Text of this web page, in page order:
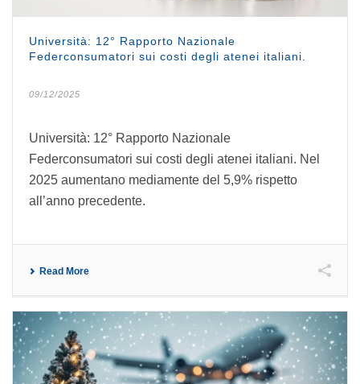
Università: 12° Rapporto Nazionale
Federconsumatori sui costi degli atenei italiani.
09/12/2025
Università: 12° Rapporto Nazionale
Federconsumatori sui costi degli atenei italiani. Nel
2025 aumentano mediamente del 5,9% rispetto
all’anno precedente.
Read More